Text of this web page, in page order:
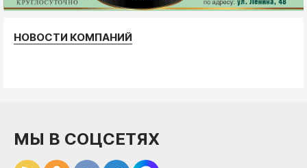
НОВОСТИ КОМПАНИЙ
МЫ В СОЦСЕТЯХ